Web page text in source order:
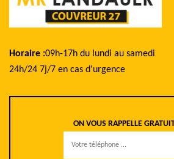
Horaire :09h-17h du lundi au samedi
24h/24 7j/7 en cas d'urgence
ON VOUS RAPPELLE